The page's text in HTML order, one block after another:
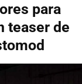
para
teaser de